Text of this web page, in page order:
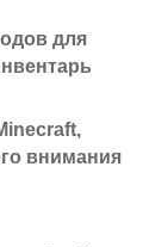
для
внимания